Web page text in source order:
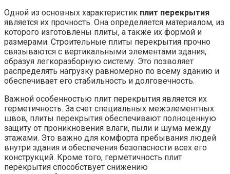
Одной из основных характеристик плит перекрытия
является их прочность. Она определяется материалом, из
которого изготовлены плиты, а также их формой и
размерами. Строительные плиты перекрытия прочно
связываются с вертикальными элементами здания,
образуя легкоразборную систему. Это позволяет
распределять нагрузку равномерно по всему зданию и
обеспечивает его стабильность и долговечность.
Важной особенностью плит перекрытия является их
герметичность. За счет специальных межэлементных
швов, плиты перекрытия обеспечивают полноценную
защиту от проникновения влаги, пыли и шума между
этажами. Это важно для комфорта пребывания людей
внутри здания и обеспечения безопасности всех его
конструкций. Кроме того, герметичность плит
перекрытия способствует снижению